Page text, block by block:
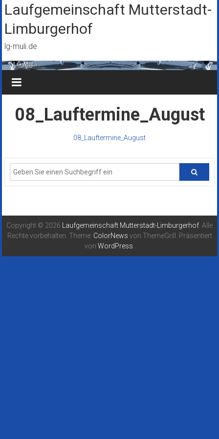
Zum
Inhalt
springen
Laufgemeinschaft Mutterstadt-
Limburgerhof
lg-muli.de
08_Lauftermine_August
08_Lauftermine_August
Copyright © 2026 Laufgemeinschaft Mutterstadt-Limburgerhof . Alle
Rechte vorbehalten. Theme: ColorNews von ThemeGrill. Präsentiert
von WordPress